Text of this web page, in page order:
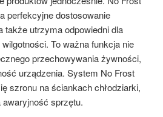
perfekcyjne dostosowanie
także utrzyma odpowiedni dla
To ważna funkcja nie
przechowywania żywności,
urządzenia. System No Frost
szronu na ściankach chłodziarki,
sprzętu.